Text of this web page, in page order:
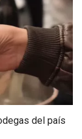
del país